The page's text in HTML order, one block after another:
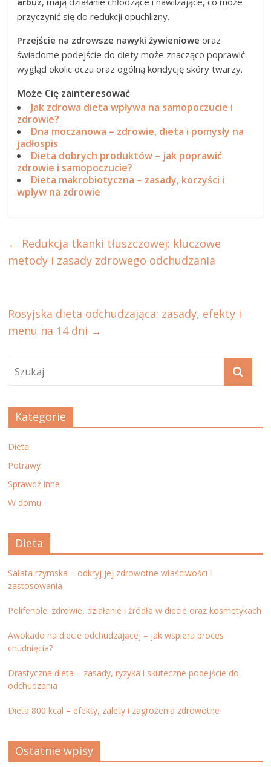
przyczynić się do redukcji opuchlizny.
Przejście na zdrowsze nawyki żywieniowe oraz
świadome podejście do diety może znacząco poprawić
wygląd okolic oczu oraz ogólną kondycję skóry twarzy.
Może Cię zainteresować
Jak zdrowa dieta wpływa na samopoczucie i
zdrowie?
Dna moczanowa – zdrowie, dieta i pomysły na
jadłospis
Dieta dobrych produktów – jak poprawić
zdrowie i samopoczucie?
Dieta makrobiotyczna – zasady, korzyści i
wpływ na zdrowie
← Redukcja tkanki tłuszczowej: kluczowe
metody i zasady zdrowego odchudzania
Rosyjska dieta odchudzająca: zasady, efekty i
menu na 14 dni →
Kategorie
Dieta
Potrawy
Sprawdź inne
W domu
Dieta
Sałata rzymska – odkryj jej zdrowotne właściwości i
zastosowania
Polifenole: zdrowie, działanie i źródła w diecie oraz kosmetykach
Awokado na diecie odchudzającej – jak wspiera proces
chudnięcia?
Drastyczna dieta – zasady, ryzyka i skuteczne podejście do
odchudzania
Dieta 800 kcal – efekty, zalety i zagrożenia zdrowotne
Ostatnie wpisy